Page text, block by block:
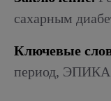
сахарным
Ключевые
период,